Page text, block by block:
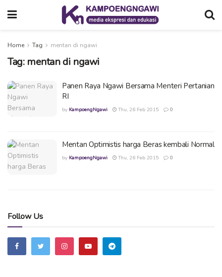
Home Tag mentan di ngawi
Tag: mentan di ngawi
Panen Raya Ngawi Bersama Menteri Pertanian
RI
by KampoengNgawi Thu, 26 Feb 2015 0
Mentan Optimistis harga Beras kembali Normal
by KampoengNgawi Thu, 26 Feb 2015 0
Follow Us